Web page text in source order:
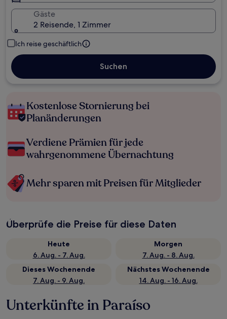
Gäste
2 Reisende, 1 Zimmer
Ich reise geschäftlich
Suchen
Kostenlose Stornierung bei
Planänderungen
Verdiene Prämien für jede
wahrgenommene Übernachtung
Mehr sparen mit Preisen für Mitglieder
Überprüfe die Preise für diese Daten
Heute
6. Aug. - 7. Aug.
Morgen
7. Aug. - 8. Aug.
Dieses Wochenende
7. Aug. - 9. Aug.
Nächstes Wochenende
14. Aug. - 16. Aug.
Unterkünfte in Paraíso